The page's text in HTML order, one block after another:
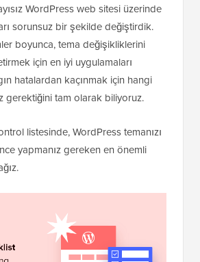
WordPress web sitesi üzerinde
sorunsuz bir şekilde değiştirdik.
boyunca, tema değişikliklerini
için en iyi uygulamaları
hatalardan kaçınmak için hangi
gerektiğini tam olarak biliyoruz.
listesinde, WordPress temanızı
yapmanız gereken en önemli